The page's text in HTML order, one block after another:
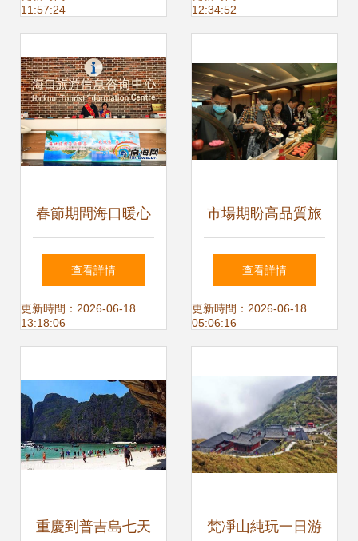
11:57:24
12:34:52
春節期間海口暖心
服務 五大臨時旅游
咨詢臺助力游客暢
查看詳情
更新時間：2026-06-18
13:18:06
市場期盼高品質旅
游——2021中國服
務·旅游產品創意案
動
查看詳情
更新時間：2026-06-18
05:06:16
重慶到普吉島七天 梵凈山純玩一日游